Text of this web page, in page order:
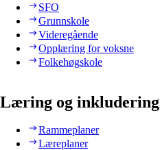
SFO
Grunnskole
Videregående
Opplæring for voksne
Folkehøgskole
Læring og inkludering
Rammeplaner
Læreplaner